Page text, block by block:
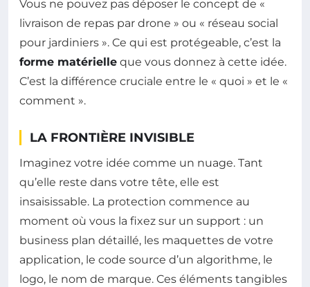
Vous ne pouvez pas déposer le concept de «
livraison de repas par drone » ou « réseau social
pour jardiniers ». Ce qui est protégeable, c’est la
forme matérielle que vous donnez à cette idée.
C’est la différence cruciale entre le « quoi » et le «
comment ».
LA FRONTIÈRE INVISIBLE
Imaginez votre idée comme un nuage. Tant
qu’elle reste dans votre tête, elle est
insaisissable. La protection commence au
moment où vous la fixez sur un support : un
business plan détaillé, les maquettes de votre
application, le code source d’un algorithme, le
logo, le nom de marque. Ces éléments tangibles